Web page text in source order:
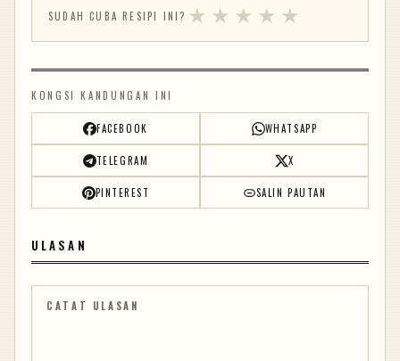
SUDAH CUBA RESIPI INI? ★ ★ ★ ★ ★
KONGSI KANDUNGAN INI
FACEBOOK WHATSAPP
TELEGRAM X
PINTEREST SALIN PAUTAN
ULASAN
CATAT ULASAN